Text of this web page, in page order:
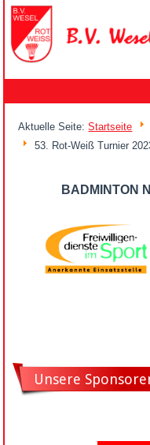
Aktuelle Seite:Startseite
53. Rot-Weiß Turnier
BADMINTON
Unsere